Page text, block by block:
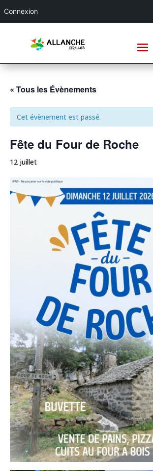
« Tous les Évènements
Cet évènement est passé.
Fête du Four de Roche
12 juillet
Connexion